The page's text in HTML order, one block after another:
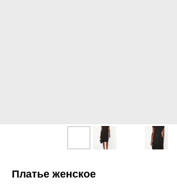
Платье женское